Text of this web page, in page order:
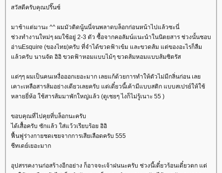
สวัสดีครับคุณปริ๊นซ์
มาช้าแต่มานะ ^^ ผมมัวติดนู้นนี่จนพลาดบล็อกก่อนหน้าไปแล้วซะนี่
ช่วงทำงานใหม่ๆ ผมใช้อยู่ 2-3 ตัว ซื้อจากคอลัมน์แนะนำในนิตยสาร ช่วงนั้นชอบ
อ่านEsquire (ของไทย)ครับ ที่จำได้ขวดฟ้าเข้ม และขวดส้ม แต่ของอะไรก็ลืม
ล้วครับ นานจัด อิอิ ขวดฟ้าหอมแบบไม้ๆ ขวดส้มหอมแบบส้มซิตรัส
ต่ๆๆ ผมเป็นคนเหงื่อออกเยอะมาก เลยแก้ด้วยการทำให้ตัวไม่มีกลิ่นก่อน เล
เคาะเหลือสารส้มอย่างเดียวเลยครับ แต่เดี๋ยวนี้เค้ามีแบบสติก แบบสเปรย์ให้ใช้
หลายยี่ห้อ ใช้สารส้มมาพักใหญ่แล้ว (ดูเชยๆ ไงก็ไม่รู้เนาะ 55 )
ขอบคุณที่ไปคุยที่บล็อกนะครับ
ได้เสื้อครับ ซักแล้ว ใส่แว้วเรียบร้อย อิอิ
ฟื้นฟูร่างกายชดเชยจากการเสียเลือดครับ 555
ชีทเดย์เยอะมาก
อุปสรรคงานก่อสร้างอีกอย่าง ก็อาจจะเจ้าฝนนะครับ ช่วงนี้เดี๋ยวร้อนเดี๋ยวตก แต่